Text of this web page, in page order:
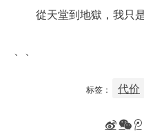
從天堂到地獄，我只
标签： 代价